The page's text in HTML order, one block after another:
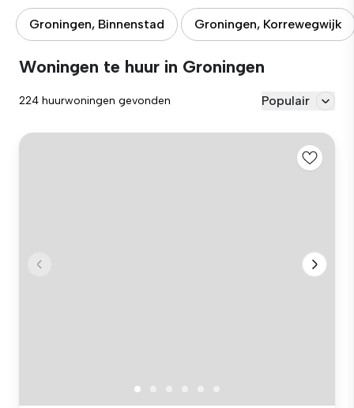
Groningen, Binnenstad Groningen, Korrewegwijk
Woningen te huur in Groningen
224 huurwoningen gevonden Populair